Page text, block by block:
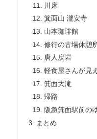
川床
箕面山 瀧安寺
山本珈琲館
修行の古場休憩
唐人戻岩
軽食屋さんが見
箕面大滝
帰路
阪急箕面駅前の
まとめ